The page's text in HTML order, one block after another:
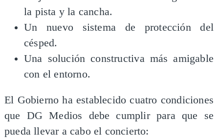
la pista y la cancha.
Un nuevo sistema de protección del
césped.
Una solución constructiva más amigable
con el entorno.
El Gobierno ha establecido cuatro condiciones
que DG Medios debe cumplir para que se
pueda llevar a cabo el concierto: